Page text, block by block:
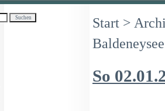
Start >
Baldeneysee
So